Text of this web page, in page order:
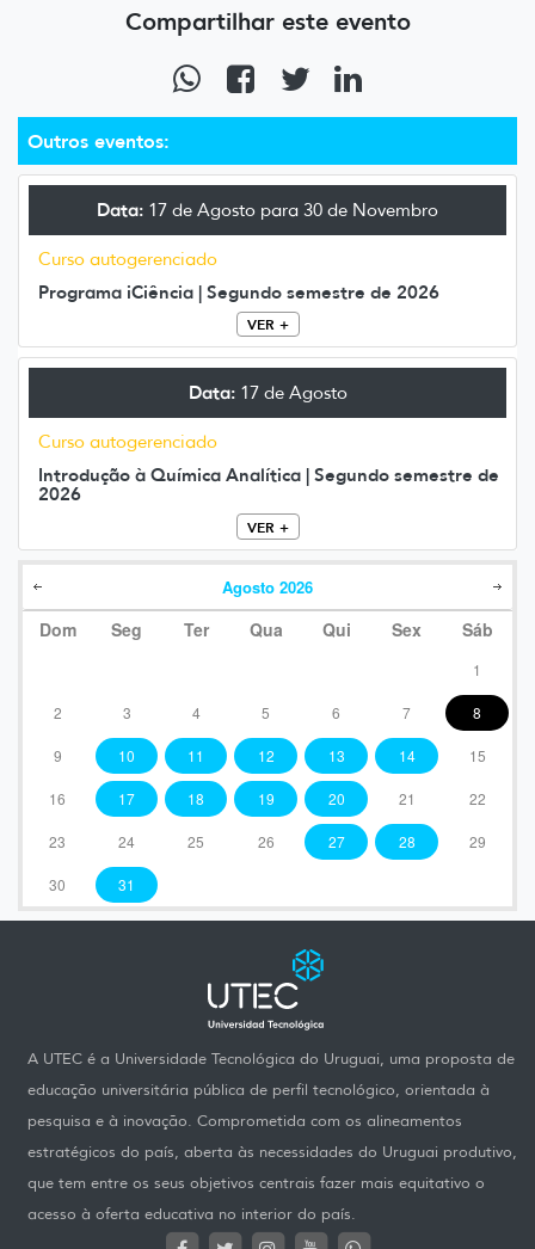
Outros eventos:
Data: 17 de Agosto para 30 de Novembro
Curso autogerenciado
Programa iCiência | Segundo semestre de 2026
VER +
Data:17 de Agosto
Curso autogerenciado
Introdução à Química Analítica | Segundo semestre de
2026
VER +
Agosto 2026
Dom Seg Ter Qua Qui Sex Sáb
1
2 3 4 5 6 7 8
9 10 11 12 13 14 15
16 17 18 19 20 21 22
23 24 25 26 27 28 29
30 31
Compartilhar este evento
A UTEC é a Universidade Tecnológica do Uruguai, uma proposta de
educação universitária pública de perfil tecnológico, orientada à
pesquisa e à inovação. Comprometida com os alineamentos
estratégicos do país, aberta às necessidades do Uruguai produtivo,
que tem entre os seus objetivos centrais fazer mais equitativo o
acesso à oferta educativa no interior do país.